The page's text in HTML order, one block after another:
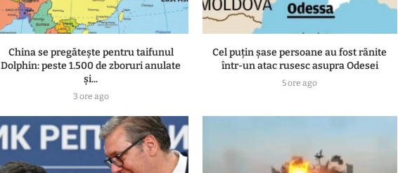
China se pregătește pentru taifunul
Dolphin: peste 1.500 de zboruri anulate
și...
3 ore ago
Cel puțin șase persoane au fost rănite
într-un atac rusesc asupra Odesei
5 ore ago